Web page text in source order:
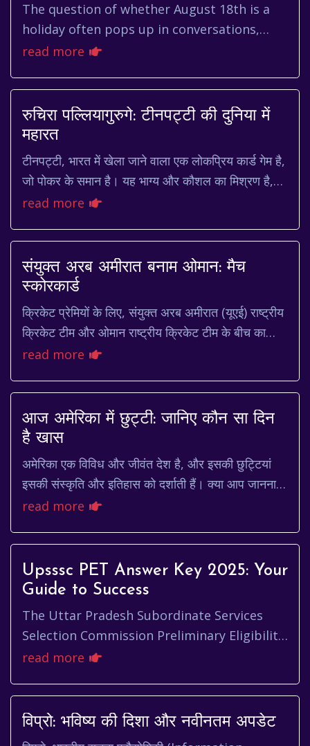
The question of whether August 18th is a
holiday often pops up in conversations,
especially as the date approaches. People
read more
रुचिरा पल्लियागुरुगे: टीनपट्टी की दुनिया में
महारत
टीनपट्टी, भारत में खेला जाने वाला एक लोकप्रिय कार्ड गेम है,
जो पोकर के समान है। यह भाग्य और कौशल का मिश्रण है,
और इसकी सादगी इसे सभी उम्र और पृष्ठभूमि...
read more
संयुक्त अरब अमीरात बनाम ओमान: मैच
स्कोरकार्ड
क्रिकेट प्रेमियों के लिए, संयुक्त अरब अमीरात (यूएई) राष्ट्रीय
क्रिकेट टीम और ओमान राष्ट्रीय क्रिकेट टीम के बीच का
मुकाबला हमेशा रोमांचक होता है। दोनों...
read more
आज अमेरिका में छुट्टी: जानिए कौन सा दिन
है खास
अमेरिका एक विविध और जीवंत देश है, और इसकी छुट्टियां
इसकी संस्कृति और इतिहास को दर्शाती हैं। क्या आप जानना
चाहते हैं कि us holiday today कौन सी है? अमे...
read more
Upsssc PET Answer Key 2025: Your
Guide to Success
The Uttar Pradesh Subordinate Services
Selection Commission Preliminary Eligibility
Test (UPSSSC PET) is a crucial stepping
read more
विप्रो: भविष्य की दिशा और नवीनतम अपडेट